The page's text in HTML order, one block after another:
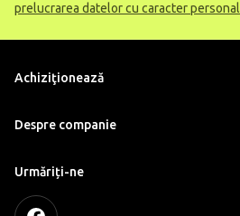
prelucrarea datelor cu caracter personal
Achiziţionează
Despre companie
Urmăriți-ne